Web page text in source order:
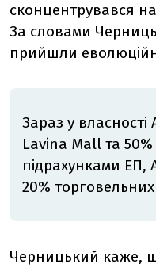
сконцентрувався
За словами
прийшли
Зараз у
Lavina Mall та
підрахунками ЕП,
20%
Черницький каже,